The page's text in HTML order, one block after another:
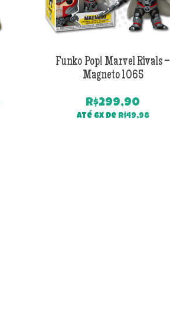
Funko Pop! Marvel Rivals –
Magneto 1065
R$299,90
Até 6x de R$49,98